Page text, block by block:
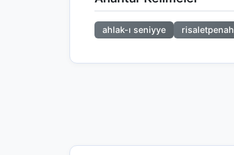
ahlak-ı seniyye risaletpenah